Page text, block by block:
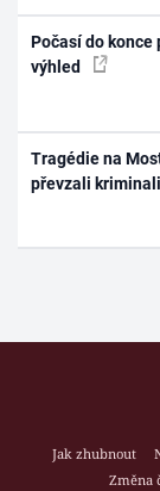
Počasí do
výhled
Tragédie na
převzali
Jak zhubnout
Změna